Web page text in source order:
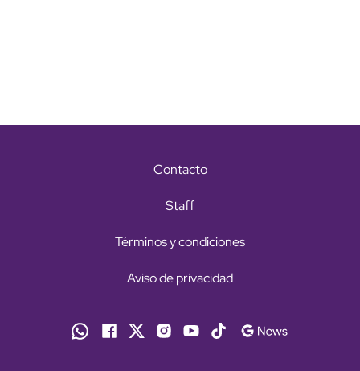
Contacto
Staff
Términos y condiciones
Aviso de privacidad